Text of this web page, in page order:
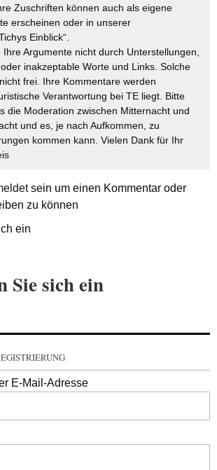
Zuschriften können auch als eigene
erscheinen oder in unserer
Einblick“.
Argumente nicht durch Unterstellungen,
inakzeptable Worte und Links. Solche
frei. Ihre Kommentare werden
Verantwortung bei TE liegt. Bitte
die Moderation zwischen Mitternacht und
und es, je nach Aufkommen, zu
kommen kann. Vielen Dank für Ihr
sein um einen Kommentar oder
zu können
ein
Sie sich ein
E-Mail-Adresse